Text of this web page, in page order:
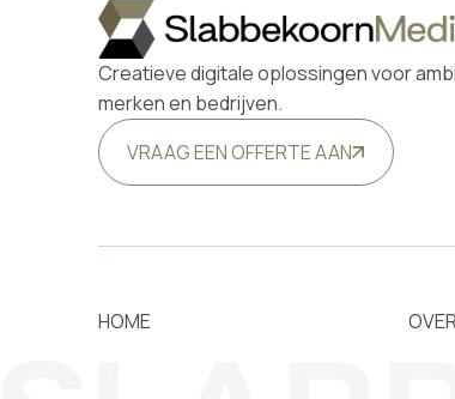
Creatieve digitale oplossingen voor
merken en bedrijven.
VRAAG EEN OFFERTE AAN
HOME